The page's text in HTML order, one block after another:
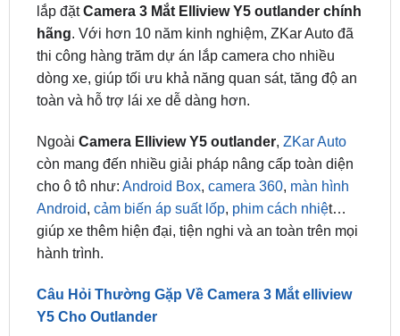
thi công hàng trăm dự án lắp camera cho nhiều
dòng xe, giúp tối ưu khả năng quan sát, tăng độ an
toàn và hỗ trợ lái xe dễ dàng hơn.
NgoàiCamera Elliview Y5 outlander
cho ô tô như:Android Box, camera 360 ,màn hình
Android,cảm biến áp suất lốp, phim cách nhiệt…
giúp xe thêm hiện đại, tiện nghi và an toàn trên mọi
hành trình.
Câu Hỏi Thường Gặp Về Camera 3 Mắt elliview
1. Camera 3 mắt elliview Y5 có ghi hình
ban đêm không?